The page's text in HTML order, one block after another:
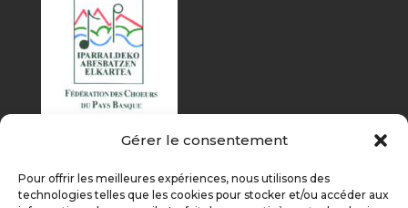
Gérer le consentement
Pour offrir les meilleures expériences, nous utilisons des
technologies telles que les cookies pour stocker et/ou accéder aux